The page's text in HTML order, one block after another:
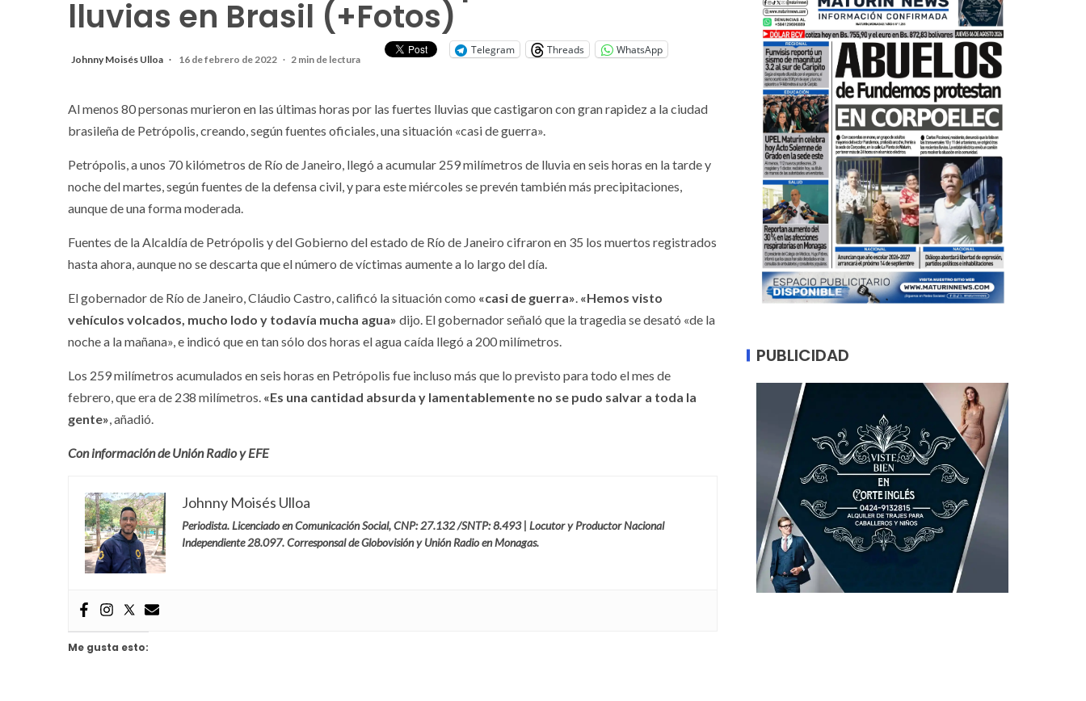
lluvias en Brasil (+Fotos)
Johnny Moisés Ulloa 16 de febrero de 2022 2 min de lectura
Telegram Threads WhatsApp
Al menos 80 personas murieron en las últimas horas por las fuertes lluvias que castigaron con gran rapidez a la ciudad
brasileña de Petrópolis, creando, según fuentes oficiales, una situación «casi de guerra».
Petrópolis, a unos 70 kilómetros de Río de Janeiro, llegó a acumular 259 milímetros de lluvia en seis horas en la tarde y
noche del martes, según fuentes de la defensa civil, y para este miércoles se prevén también más precipitaciones,
aunque de una forma moderada.
Fuentes de la Alcaldía de Petrópolis y del Gobierno del estado de Río de Janeiro cifraron en 35 los muertos registrados
hasta ahora, aunque no se descarta que el número de víctimas aumente a lo largo del día.
El gobernador de Río de Janeiro, Cláudio Castro, calificó la situación como «casi de guerra». «Hemos visto
vehículos volcados, mucho lodo y todavía mucha agua» dijo. El gobernador señaló que la tragedia se desató «de la
noche a la mañana», e indicó que en tan sólo dos horas el agua caída llegó a 200 milímetros.
Los 259 milímetros acumulados en seis horas en Petrópolis fue incluso más que lo previsto para todo el mes de
febrero, que era de 238 milímetros. «Es una cantidad absurda y lamentablemente no se pudo salvar a toda la
gente», añadió.
Con información de Unión Radio y EFE
Johnny Moisés Ulloa
Periodista. Licenciado en Comunicación Social, CNP: 27.132 /SNTP: 8.493 | Locutor y Productor Nacional
Independiente 28.097. Corresponsal de Globovisión y Unión Radio en Monagas.
Me gusta esto:
PUBLICIDAD